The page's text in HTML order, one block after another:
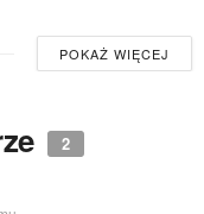
POKAŻ WIĘCEJ
2